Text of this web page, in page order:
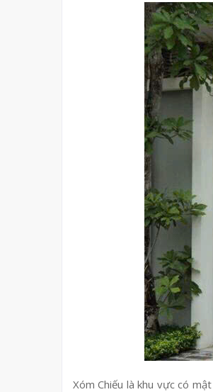
Xóm Chiếu là khu vực có